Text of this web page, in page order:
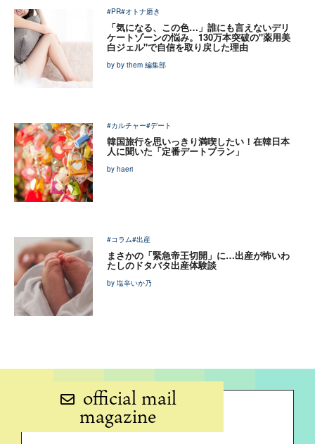
#PR#オトナ磨き
「気になる、この色…」誰にも言えないデリ
ケートゾーンの悩み。130万本突破の"薬用美
白ジェル"で自信を取り戻した理由
by by them 編集部
#カルチャー#デート
韓国旅行を思いっきり満喫したい！在韓日本
人に聞いた「定番デートプラン」
by haeri
#コラム#出産
まさかの「緊急帝王切開」に…出産が怖いわ
たしのドタバタ出産体験談
by 塩辛いか乃
official mail
magazine